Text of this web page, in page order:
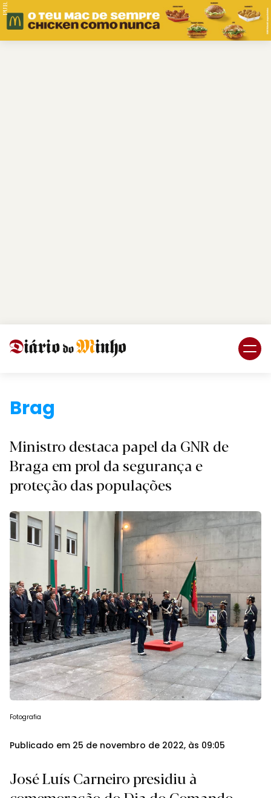
PUB.
Braga.
Ministro destaca papel da GNR de
Braga em prol da segurança e
proteção das populações
Fotografia
Publicado em 25 de novembro de 2022, às 09:05
José Luís Carneiro presidiu à